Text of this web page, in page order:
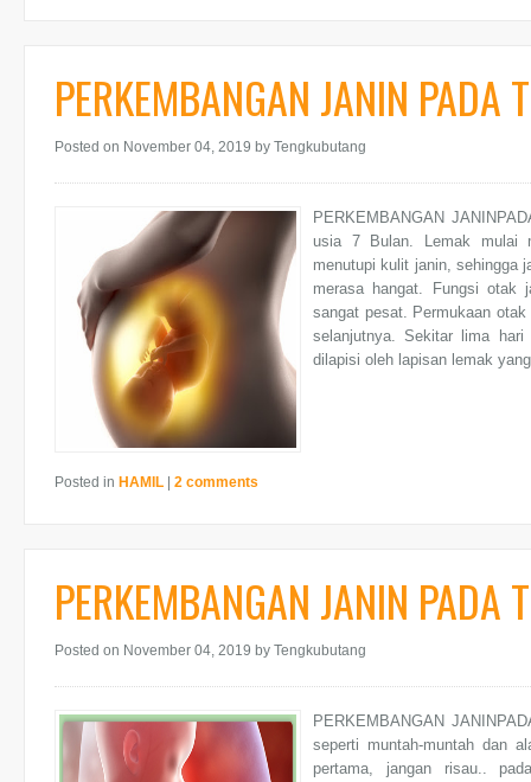
PERKEMBANGAN JANIN PADA
Posted on November 04, 2019 by Tengkubutang
PERKEMBANGAN
usia 7 Bulan. Lemak mulai
menutupi kulit janin, sehingga
merasa hangat. Fungsi otak
sangat pesat. Permukaan
selanjutnya. Sekitar lima
dilapisi oleh lapisan lemak
Posted in HAMIL 2 comments
PERKEMBANGAN JANIN PADA
Posted on November 04, 2019 by Tengkubutang
PERKEMBANGAN
seperti muntah-muntah dan
pertama, jangan risau..